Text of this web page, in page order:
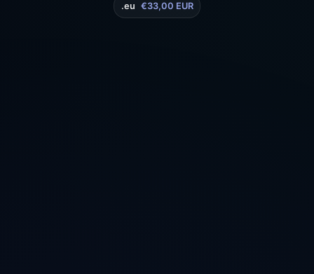
.eu €33,00 EUR